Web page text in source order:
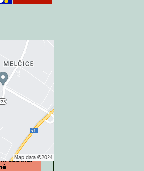
je
obsah?
-
cookie: